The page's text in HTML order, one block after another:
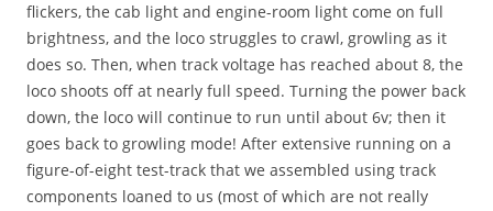
flickers, the cab light and engine-room light come on full
brightness, and the loco struggles to crawl, growling as it
does so. Then, when track voltage has reached about 8, the
loco shoots off at nearly full speed. Turning the power back
down, the loco will continue to run until about 6v; then it
goes back to growling mode! After extensive running on a
figure-of-eight test-track that we assembled using track
components loaned to us (most of which are not really